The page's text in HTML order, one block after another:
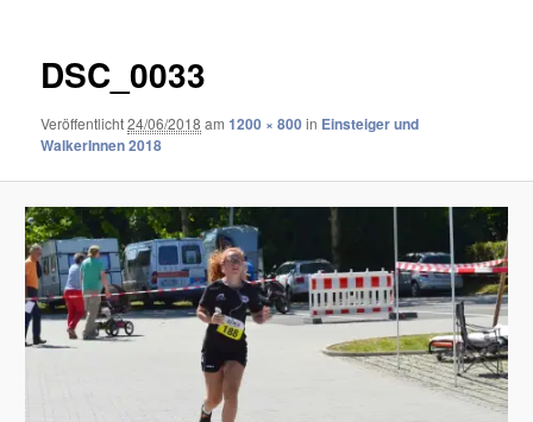
DSC_0033
Veröffentlicht24/06/2018 am1200 × 800in Einsteiger und
WalkerInnen 2018